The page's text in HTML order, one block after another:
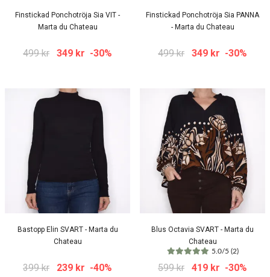
Finstickad Ponchotröja Sia VIT -
Marta du Chateau
499 kr 349 kr -30%
Finstickad Ponchotröja Sia PANNA
- Marta du Chateau
499 kr 349 kr -30%
Bastopp Elin SVART - Marta du
Chateau
399 kr 239 kr -40%
Blus Octavia SVART - Marta du
Chateau
5.0/5 (2)
599 kr 419 kr -30%